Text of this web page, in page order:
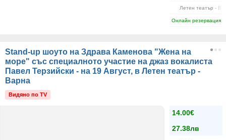
Летен театър -
Онлайн резервация
Stand-up шоуто на Здрава Каменова "Жена на
море" със специалното участие на джаз вокалиста
Павел Терзийски - на 19 Август, в Летен театър -
Варна
Видяно по TV
14.00€
27.38лв